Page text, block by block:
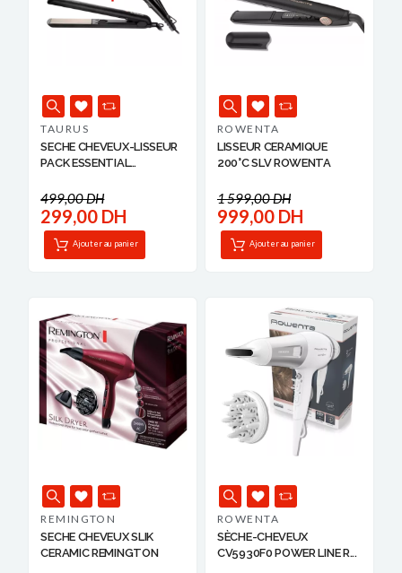
TAURUS
SECHE CHEVEUX-LISSEUR
PACK ESSENTIAL
499,00 DH
299,00 DH
Ajouter au panier
ROWENTA
LISSEUR CERAMIQUE
200°C SLV ROWENTA
1 599,00 DH
999,00 DH
Ajouter au panier
REMINGTON
SECHE CHEVEUX SLIK
CERAMIC REMINGTON
ROWENTA
SÈCHE-CHEVEUX
CV5930F0 POWER LINE R...